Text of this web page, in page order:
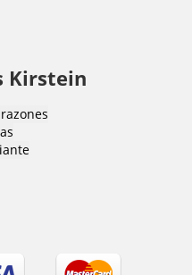
Kirstein